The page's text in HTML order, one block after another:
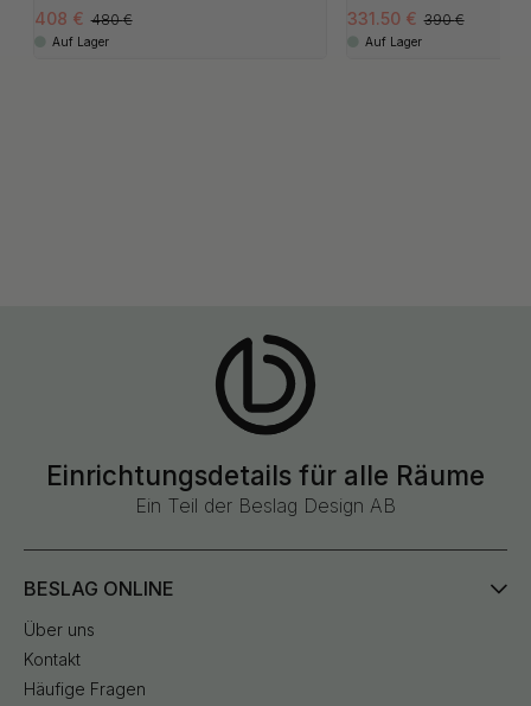
408 480
Auf Lager
331.50 390
Auf Lager
Einrichtungsdetails für alle Räume
Ein Teil der Beslag Design AB
BESLAG ONLINE
Über uns
Kontakt
Häufige Fragen